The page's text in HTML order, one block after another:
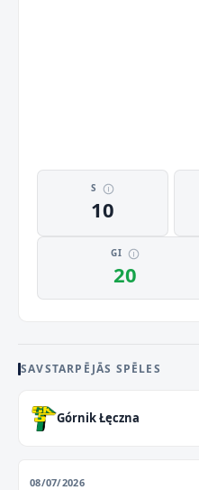
S
10
GI
20
SAVSTARPĒJĀS SPĒLES
Górnik Łęczna
08/07/2026